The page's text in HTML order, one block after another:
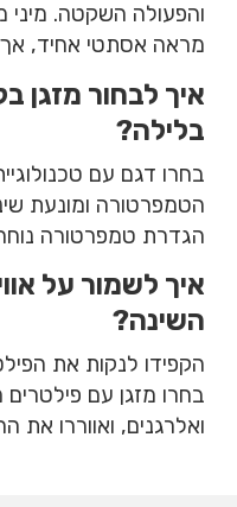
והפעולה השקטה. מיני
מראה אסתטי אחיד, אך
איך לבחור מזגן
בלילה?
בחרו דגם עם
הטמפרטורה ומונעת
הגדרת טמפרטורה נוחה (24–26
איך לשמור על
השינה?
הקפידו לנקות את
בחרו מזגן עם
ואלרגנים, ואווררו את